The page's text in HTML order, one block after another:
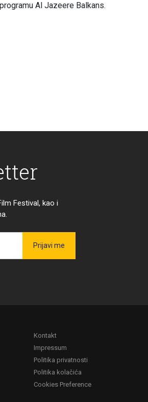
Al Jazeere Balkans.
Festival, kao i
Prijavi me
Kontakt
Impressum
Politika privatnosti
Politika kolačića
Cookies Preference